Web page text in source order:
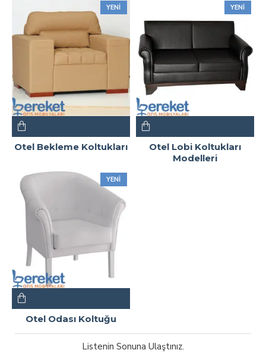
YENI
Otel Bekleme Koltukları
YENI
Otel Lobi Koltukları
Modelleri
YENI
Otel Odası Koltuğu
Listenin Sonuna Ulaştınız.